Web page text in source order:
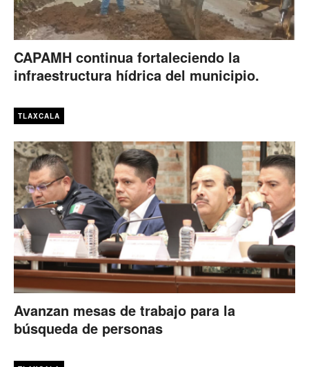
CAPAMH continua fortaleciendo la
infraestructura hídrica del municipio.
TLAXCALA
Avanzan mesas de trabajo para la
búsqueda de personas